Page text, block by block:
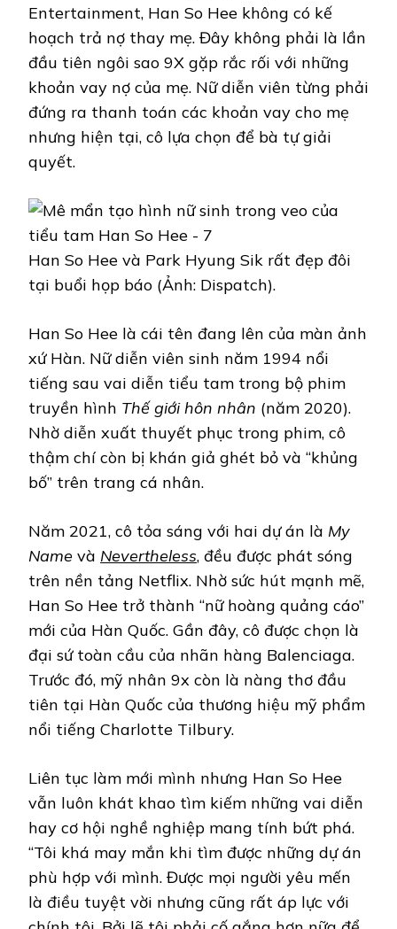
Entertainment, Han So Hee không có kế
hoạch trả nợ thay mẹ. Đây không phải là lần
đầu tiên ngôi sao 9X gặp rắc rối với những
khoản vay nợ của mẹ. Nữ diễn viên từng phải
đứng ra thanh toán các khoản vay cho mẹ
nhưng hiện tại, cô lựa chọn để bà tự giải
quyết.
Han So Hee và Park Hyung Sik rất đẹp đôi
tại buổi họp báo (Ảnh: Dispatch).
Han So Hee là cái tên đang lên của màn ảnh
xứ Hàn. Nữ diễn viên sinh năm 1994 nổi
tiếng sau vai diễn tiểu tam trong bộ phim
truyền hình Thế giới hôn nhân (năm 2020).
Nhờ diễn xuất thuyết phục trong phim, cô
thậm chí còn bị khán giả ghét bỏ và “khủng
bố” trên trang cá nhân.
Năm 2021, cô tỏa sáng với hai dự án là My
Name và Nevertheless, đều được phát sóng
trên nền tảng Netflix. Nhờ sức hút mạnh mẽ,
Han So Hee trở thành “nữ hoàng quảng cáo”
mới của Hàn Quốc. Gần đây, cô được chọn là
đại sứ toàn cầu của nhãn hàng Balenciaga.
Trước đó, mỹ nhân 9x còn là nàng thơ đầu
tiên tại Hàn Quốc của thương hiệu mỹ phẩm
nổi tiếng Charlotte Tilbury.
Liên tục làm mới mình nhưng Han So Hee
vẫn luôn khát khao tìm kiếm những vai diễn
hay cơ hội nghề nghiệp mang tính bứt phá.
“Tôi khá may mắn khi tìm được những dự án
phù hợp với mình. Được mọi người yêu mến
là điều tuyệt vời nhưng cũng rất áp lực với